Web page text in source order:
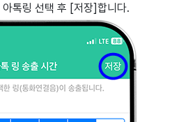
톡링 선택 후 [저장]합니다.